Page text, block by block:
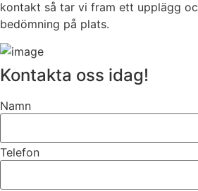
kontakt så tar vi fram ett upplägg
bedömning på plats.
Kontakta oss idag!
Namn
Telefon